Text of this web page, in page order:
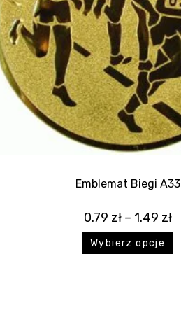
Emblemat Biegi A33
0.79 zł – 1.49 zł
Wybierz opcje